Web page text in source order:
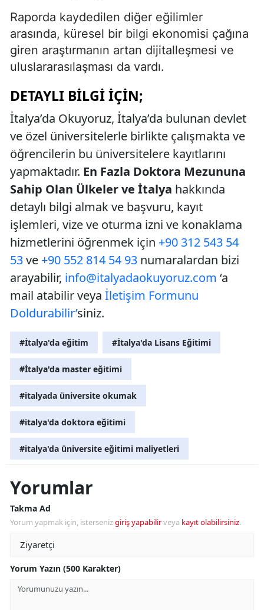
Raporda kaydedilen diğer eğilimler
arasında, küresel bir bilgi ekonomisi çağına
giren araştırmanın artan dijitalleşmesi ve
uluslararasılaşması da vardı.
DETAYLI BILGI İÇIN;
İtalya’da Okuyoruz, İtalya’da bulunan devlet
ve özel üniversitelerle birlikte çalışmakta ve
öğrencilerin bu üniversitelere kayıtlarını
yapmaktadır. En Fazla Doktora Mezununa
Sahip Olan Ülkeler ve İtalya hakkında
detaylı bilgi almak ve başvuru, kayıt
işlemleri, vize ve oturma izni ve konaklama
hizmetlerini öğrenmek için +90 312 543 54
53ve +90 552 814 54 93 numaralardan bizi
arayabilir, info@italyadaokuyoruz.com ‘a
mail atabilir veya İletişim Formunu
Doldurabilir’siniz.
#İtalya'da eğitim #İtalya'da Lisans Eğitimi
#İtalya'da master eğitimi
#italyada üniversite okumak
#italya'da doktora eğitimi
#italya'da üniversite eğitimi maliyetleri
Yorumlar
Takma Ad
Yorum yapmak için, istersenizgiriş yapabilirveya kayıt olabilirsiniz.
Yorum Yazın (500 Karakter)